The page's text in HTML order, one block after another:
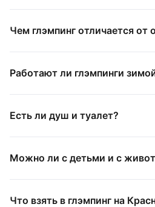
Чем глэмпинг отличается от
Работают ли глэмпинги
Есть ли душ и туалет?
Можно ли с детьми и с
Что взять в глэмпинг на